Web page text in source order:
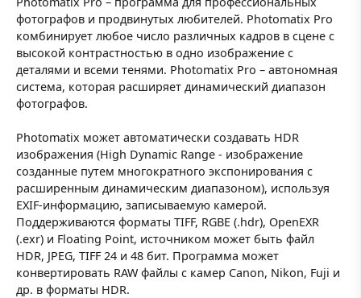
фотографов и продвинутых любителей. Photomatix Pro
комбинирует любое число различных кадров в сцене с
высокой контрастностью в одно изображение с
деталями и всеми тенями. Photomatix Pro – автономная
система, которая расширяет динамический диапазон
фотографов.
Photomatix может автоматически создавать HDR
изображения (High Dynamic Range - изображение
созданные путем многократного экспонирования с
расширенным динамическим диапазоном), используя
EXIF-информацию, записываемую камерой.
Поддерживаются форматы TIFF, RGBE (.hdr), OpenEXR
(.exr) и Floating Point, источником может быть файл
HDR, JPEG, TIFF 24 и 48 бит. Программа может
конвертировать RAW файлы с камер Canon, Nikon, Fuji и
др. в форматы HDR.